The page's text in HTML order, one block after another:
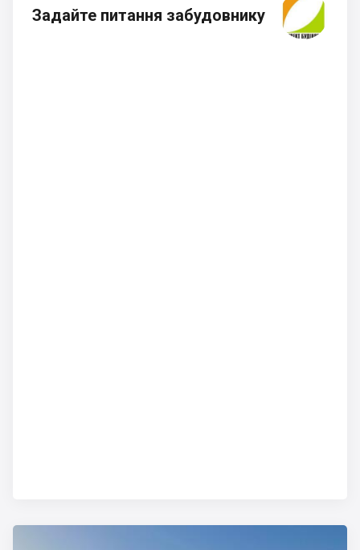
Задайте питання забудовнику